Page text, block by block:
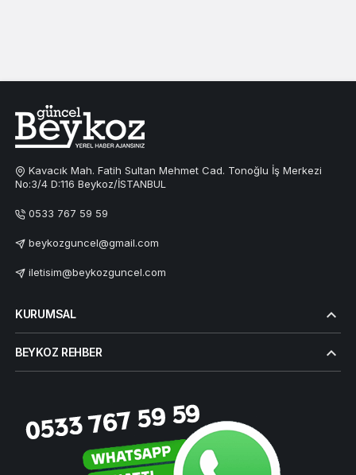
Kavacık Mah. Fatih Sultan Mehmet Cad. Tonoğlu İş Merkezi
No:3/4 D:116 Beykoz/İSTANBUL
0533 767 59 59
beykozguncel@gmail.com
iletisim@beykozguncel.com
KURUMSAL
BEYKOZ REHBER